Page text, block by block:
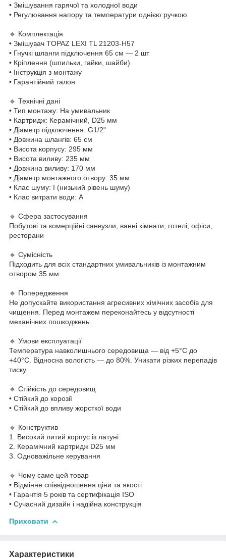
• Змішування гарячої та холодної води
• Регулювання напору та температури однією ручкою
🔹 Комплектація
• Змішувач TOPAZ LEXI TL 21203-H57
• Гнучкі шланги підключення 65 см — 2 шт
• Кріплення (шпильки, гайки, шайби)
• Інструкція з монтажу
• Гарантійний талон
🔹 Технічні дані
• Тип монтажу: На умивальник
• Картридж: Керамічний, D25 мм
• Діаметр підключення: G1/2"
• Довжина шлангів: 65 см
• Висота корпусу: 295 мм
• Висота виливу: 235 мм
• Довжина виливу: 170 мм
• Діаметр монтажного отвору: 35 мм
• Клас шуму: I (низький рівень шуму)
• Клас витрати води: A
🔹 Сфера застосування
Побутові та комерційні санвузли, ванні кімнати, готелі, офіси,
ресторани
🔹 Сумісність
Підходить для всіх стандартних умивальників із монтажним
отвором 35 мм
🔹 Попередження
Не допускайте використання агресивних хімічних засобів для
чищення. Перед монтажем переконайтесь у відсутності
механічних пошкоджень.
🔹 Умови експлуатації
Температура навколишнього середовища — від +5°C до
+40°C. Відносна вологість — до 80%. Уникати різких перепадів
тиску.
🔹 Стійкість до середовищ
• Стійкий до корозії
• Стійкий до впливу жорсткої води
🔹 Конструктив
1. Високий литий корпус із латуні
2. Керамічний картридж D25 мм
3. Одноважільне керування
🔹 Чому саме цей товар
• Відмінне співвідношення ціни та якості
• Гарантія 5 років та сертифікація ISO
• Сучасний дизайн і надійна конструкція
Приховати
Характеристики